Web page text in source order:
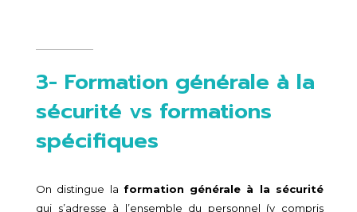
3- Formation générale à la
sécurité vs formations
spécifiques
On distingue la formation générale à la sécurité
qui s’adresse à l’ensemble du personnel (y compris